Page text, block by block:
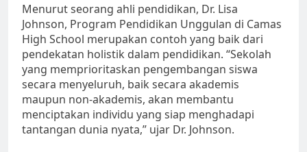
Menurut seorang ahli pendidikan, Dr. Lisa
Johnson, Program Pendidikan Unggulan di Camas
High School merupakan contoh yang baik dari
pendekatan holistik dalam pendidikan. “Sekolah
yang memprioritaskan pengembangan siswa
secara menyeluruh, baik secara akademis
maupun non-akademis, akan membantu
menciptakan individu yang siap menghadapi
tantangan dunia nyata,” ujar Dr. Johnson.